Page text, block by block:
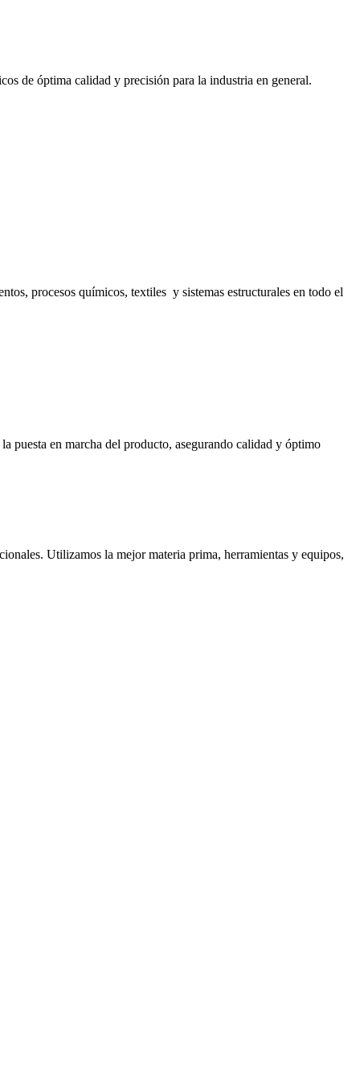
de óptima calidad y precisión para la industria en general.
procesos químicos, textiles y sistemas estructurales en todo el
puesta en marcha del producto, asegurando calidad y óptimo
Utilizamos la mejor materia prima, herramientas y equipos,